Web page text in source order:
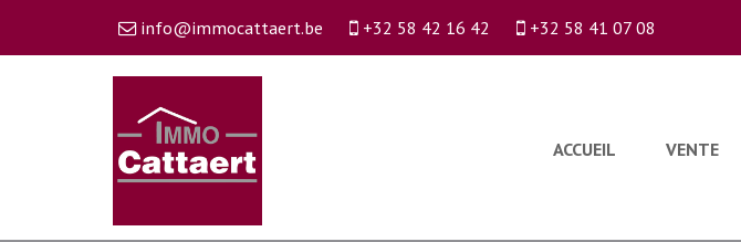
info@immocattaert.be +32 58 42 16 42 +32 58 41 07 08
ACCUEIL VENTE